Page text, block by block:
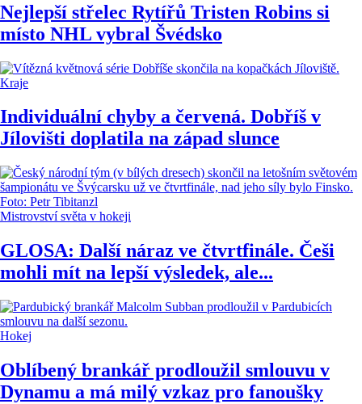
Nejlepší střelec Rytířů Tristen Robins si
místo NHL vybral Švédsko
Kraje
Individuální chyby a červená. Dobříš v
Jílovišti doplatila na západ slunce
Mistrovství světa v hokeji
GLOSA: Další náraz ve čtvrtfinále. Češi
mohli mít na lepší výsledek, ale...
Hokej
Oblíbený brankář prodloužil smlouvu v
Dynamu a má milý vzkaz pro fanoušky